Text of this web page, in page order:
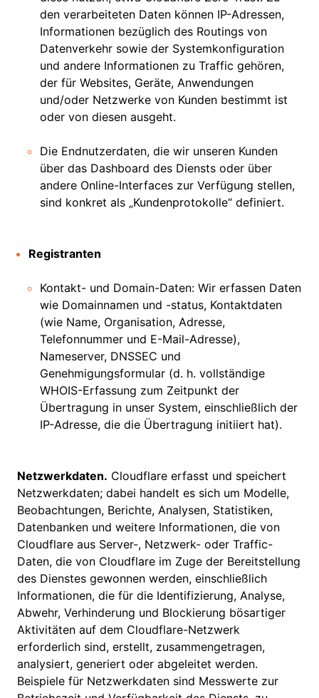
den verarbeiteten Daten können IP-Adressen,
Informationen bezüglich des Routings von
Datenverkehr sowie der Systemkonfiguration
und andere Informationen zu Traffic gehören,
der für Websites, Geräte, Anwendungen
und/oder Netzwerke von Kunden bestimmt ist
oder von diesen ausgeht.
Die Endnutzerdaten, die wir unseren Kunden
über das Dashboard des Diensts oder über
andere Online-Interfaces zur Verfügung stellen,
sind konkret als „Kundenprotokolle“ definiert.
Registranten
Kontakt- und Domain-Daten: Wir erfassen Daten
wie Domainnamen und -status, Kontaktdaten
(wie Name, Organisation, Adresse,
Telefonnummer und E-Mail-Adresse),
Nameserver, DNSSEC und
Genehmigungsformular (d. h. vollständige
WHOIS-Erfassung zum Zeitpunkt der
Übertragung in unser System, einschließlich der
IP-Adresse, die die Übertragung initiiert hat).
Netzwerkdaten. Cloudflare erfasst und speichert
Netzwerkdaten; dabei handelt es sich um Modelle,
Beobachtungen, Berichte, Analysen, Statistiken,
Datenbanken und weitere Informationen, die von
Cloudflare aus Server-, Netzwerk- oder Traffic-
Daten, die von Cloudflare im Zuge der Bereitstellung
des Dienstes gewonnen werden, einschließlich
Informationen, die für die Identifizierung, Analyse,
Abwehr, Verhinderung und Blockierung bösartiger
Aktivitäten auf dem Cloudflare-Netzwerk
erforderlich sind, erstellt, zusammengetragen,
analysiert, generiert oder abgeleitet werden.
Beispiele für Netzwerkdaten sind Messwerte zur